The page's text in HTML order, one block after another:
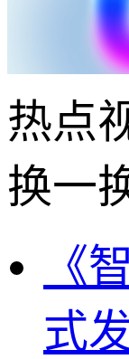
热点
换一
《
式